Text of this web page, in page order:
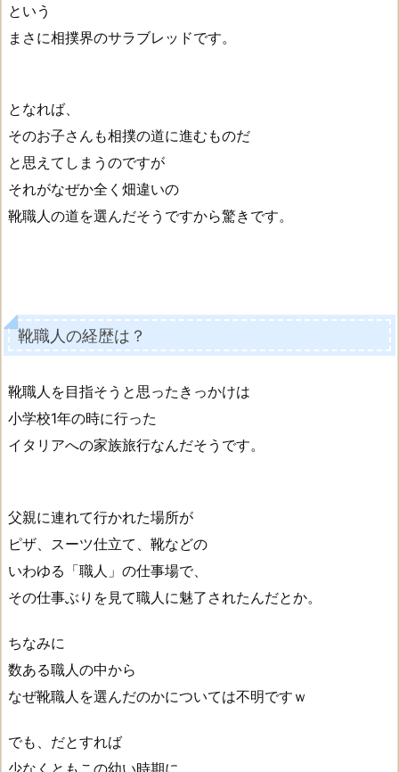
という
まさに相撲界のサラブレッドです。
となれば、
そのお子さんも相撲の道に進むものだ
と思えてしまうのですが
それがなぜか全く畑違いの
靴職人の道を選んだそうですから驚きです。
靴職人の経歴は？
靴職人を目指そうと思ったきっかけは
小学校1年の時に行った
イタリアへの家族旅行なんだそうです。
父親に連れて行かれた場所が
ピザ、スーツ仕立て、靴などの
いわゆる「職人」の仕事場で、
その仕事ぶりを見て職人に魅了されたんだとか。
ちなみに
数ある職人の中から
なぜ靴職人を選んだのかについては不明ですｗ
でも、だとすれば
少なくともこの幼い時期に